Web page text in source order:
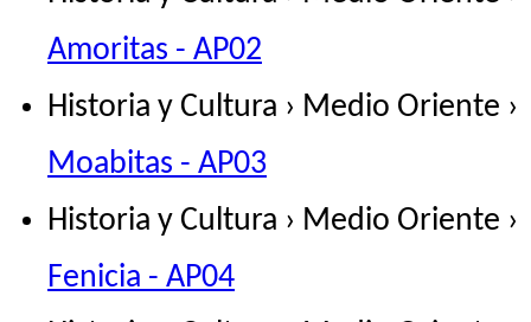
Amoritas - AP02
Historia y Cultura › Medio Oriente ›
Moabitas - AP03
Historia y Cultura › Medio Oriente ›
Fenicia - AP04